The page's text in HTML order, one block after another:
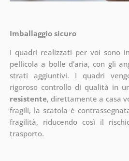
Imballaggio sicuro
I quadri realizzati per voi sono
pellicola a bolle d'aria, con gli
strati aggiuntivi. I quadri
rigoroso controllo di qualità in
resistente, direttamente a casa
fragili, la scatola è
fragilità, riducendo così il
trasporto.